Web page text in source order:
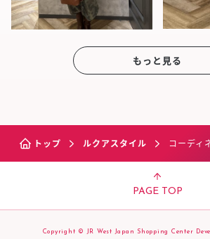
もっと見る
トップ ルクアスタイル コーディ
PAGE TOP
Copyright © JR West Japan Shopping Center